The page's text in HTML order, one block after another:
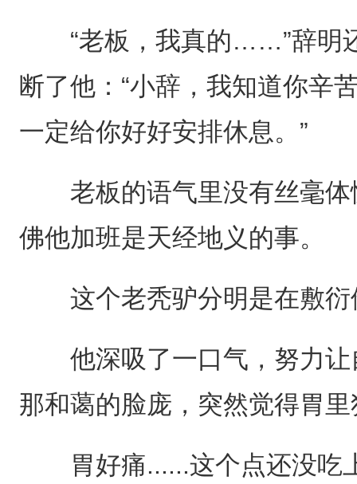
“老板，我真的……”辞明还
断了他：“小辞，我知道你辛
一定给你好好安排休息。”
老板的语气里没有丝毫体
佛他加班是天经地义的事。
这个老秃驴分明是在敷衍
他深吸了一口气，努力让
那和蔼的脸庞，突然觉得胃
胃好痛......这个点还没吃